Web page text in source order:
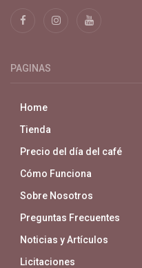
PAGINAS
Home
Tienda
Precio del día del café
Cómo Funciona
Sobre Nosotros
Preguntas Frecuentes
Noticias y Artículos
Licitaciones